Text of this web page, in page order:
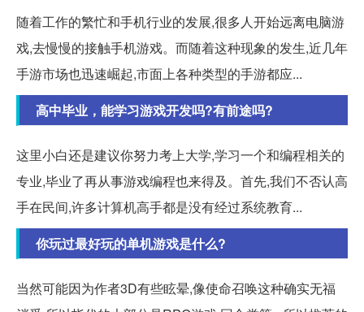
随着工作的繁忙和手机行业的发展,很多人开始远离电脑游
戏,去慢慢的接触手机游戏。而随着这种现象的发生,近几年
手游市场也迅速崛起,市面上各种类型的手游都应...
高中毕业，能学习游戏开发吗?有前途吗?
这里小白还是建议你努力考上大学,学习一个和编程相关的
专业,毕业了再从事游戏编程也来得及。首先,我们不否认高
手在民间,许多计算机高手都是没有经过系统教育...
你玩过最好玩的单机游戏是什么?
当然可能因为作者3D有些眩晕,像使命召唤这种确实无福